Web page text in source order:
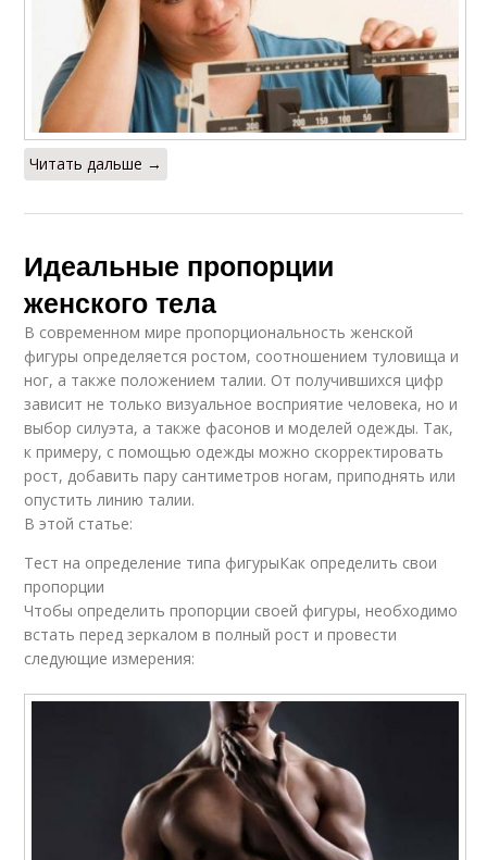
Читать дальше →
Идеальные пропорции
женского тела
В современном мире пропорциональность женской
фигуры определяется ростом, соотношением туловища и
ног, а также положением талии. От получившихся цифр
зависит не только визуальное восприятие человека, но и
выбор силуэта, а также фасонов и моделей одежды. Так,
к примеру, с помощью одежды можно скорректировать
рост, добавить пару сантиметров ногам, приподнять или
опустить линию талии.
В этой статье:
Тест на определение типа фигурыКак определить свои
пропорции
Чтобы определить пропорции своей фигуры, необходимо
встать перед зеркалом в полный рост и провести
следующие измерения: